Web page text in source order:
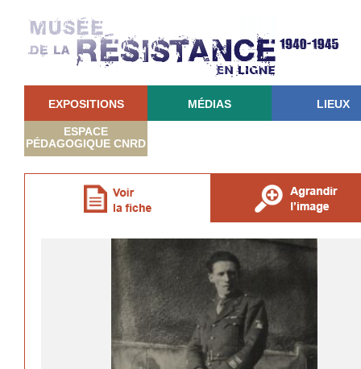
EXPOSITIONS MÉDIAS LIEUX
ESPACE
PÉDAGOGIQUE CNRD